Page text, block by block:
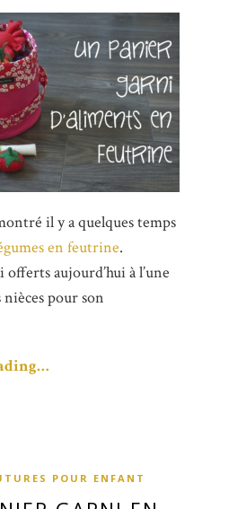
il y a quelques temps
en feutrine.
offerts aujourd’hui à l’une
pour son
POUR ENFANT